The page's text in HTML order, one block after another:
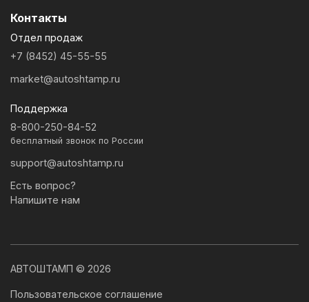
Контакты
Отдел продаж
+7 (8452) 45-55-55
market@autoshtamp.ru
Поддержка
8-800-250-84-52
бесплатный звонок по России
support@autoshtamp.ru
Есть вопрос?
Напишите нам
АВТОШТАМП © 2026
Пользовательское соглашение